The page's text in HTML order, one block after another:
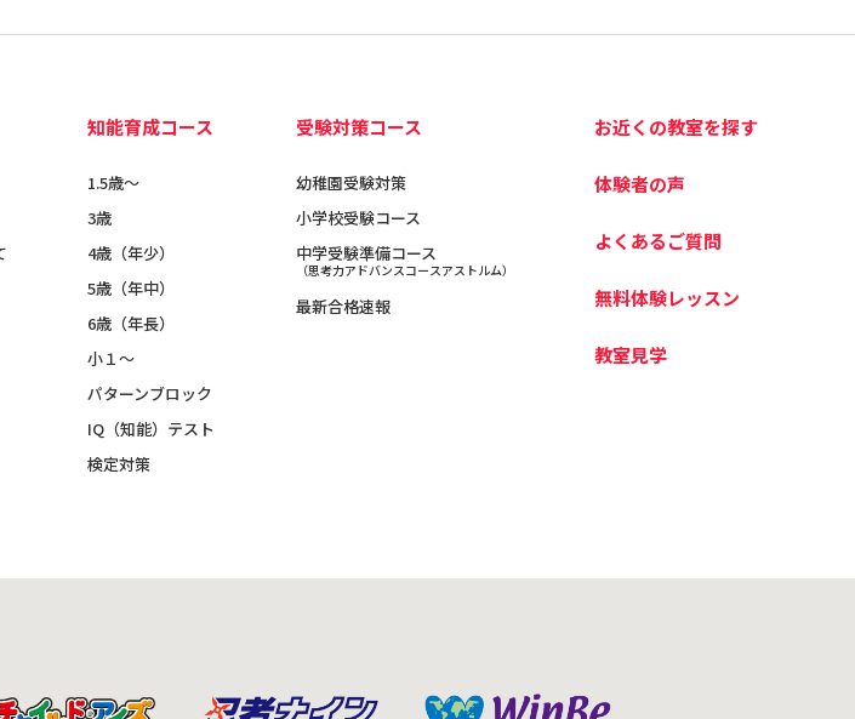
知能育成コース
1.5歳〜
3歳
4歳（年少）
5歳（年中）
6歳（年長）
小１～
パターンブロック
IQ（知能）テスト
検定対策
受験対策コース
幼稚園受験対策
小学校受験コース
中学受験準備コース
（思考力アドバンスコースアストルム）
最新合格速報
お近くの教室を探す
体験者の声
よくあるご質問
無料体験レッスン
教室見学